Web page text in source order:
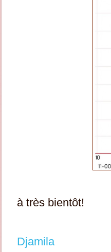
à très bientôt!
Djamila